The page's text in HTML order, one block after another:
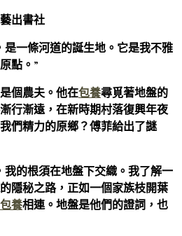
出書社
是一條河道的誕生地。它是我不雅
點。”
個農夫。他在包養尋覓著地盤的
行漸遠，在新時期村落復興年夜
們精力的原鄉？傅菲給出了謎
我的根須在地盤下交織。我了解一
隱秘之路，正如一個家族枝開葉
包養相連。地盤是他們的證詞，也